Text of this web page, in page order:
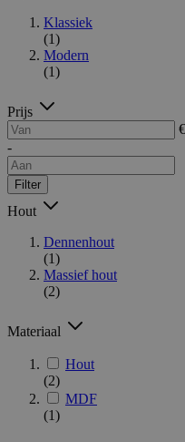
Klassiek
(1)
Modern
(1)
Prijs
€
-
Filter
Hout
Dennenhout
(1)
Massief hout
(2)
Materiaal
Hout
(2)
MDF
(1)